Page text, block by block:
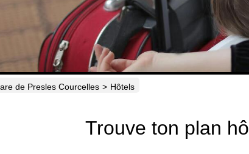
de Presles Courcelles > Hôtels
Trouve ton plan